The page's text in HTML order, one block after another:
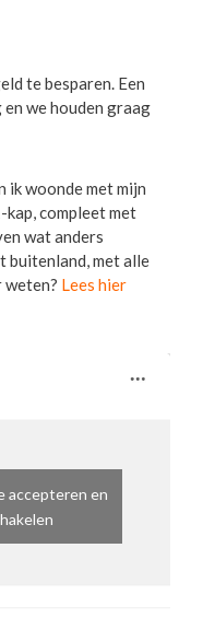
te besparen. Een
we houden graag
ik woonde met mijn
compleet met
wat anders
buitenland, met alle
weten? Lees hier
accepteren en